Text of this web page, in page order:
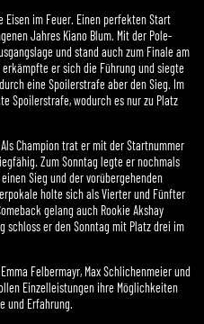
Eisen im Feuer. Einen perfekten Start
Jahres Kiano Blum. Mit der Pole-
und stand auch zum Finale am
er sich die Führung und siegte
eine Spoilerstrafe aber den Sieg. Im
Spoilerstrafe, wodurch es nur zu Platz
Champion trat er mit der Startnummer
Zum Sonntag legte er nochmals
Sieg und der vorübergehenden
holte sich als Vierter und Fünfter
gelang auch Rookie Akshay
schloss er den Sonntag mit Platz drei im
Felbermayr, Max Schlichenmeier und
Einzelleistungen ihre Möglichkeiten
und Erfahrung.